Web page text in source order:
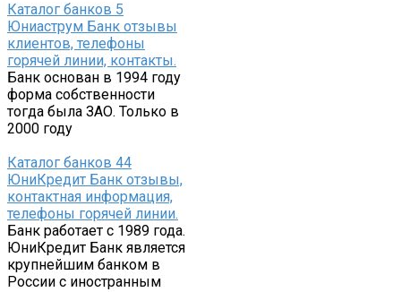
Каталог банков 5
Юниаструм Банк отзывы
клиентов, телефоны
горячей линии, контакты.
Банк основан в 1994 году
форма собственности
тогда была ЗАО. Только в
2000 году
Каталог банков 44
ЮниКредит Банк отзывы,
контактная информация,
телефоны горячей линии.
Банк работает с 1989 года.
ЮниКредит Банк является
крупнейшим банком в
России с иностранным